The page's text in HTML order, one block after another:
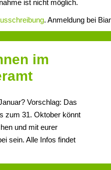
ist nicht möglich.
. Anmeldung bei
im
Vorschlag: Das
zum 31. Oktober könnt
und mit eurer
sein. Alle Infos findet